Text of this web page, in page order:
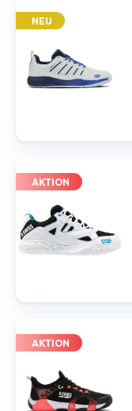
NEU
AKTION
AKTION